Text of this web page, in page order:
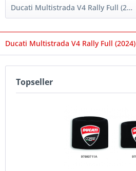
Ducati Multistrada V4 Rally Full (2024)
Topseller